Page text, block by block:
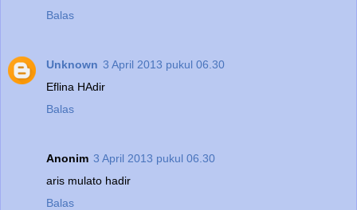
Balas
Unknown 3 April 2013 pukul 06.30
Eflina HAdir
Balas
Anonim 3 April 2013 pukul 06.30
aris mulato hadir
Balas